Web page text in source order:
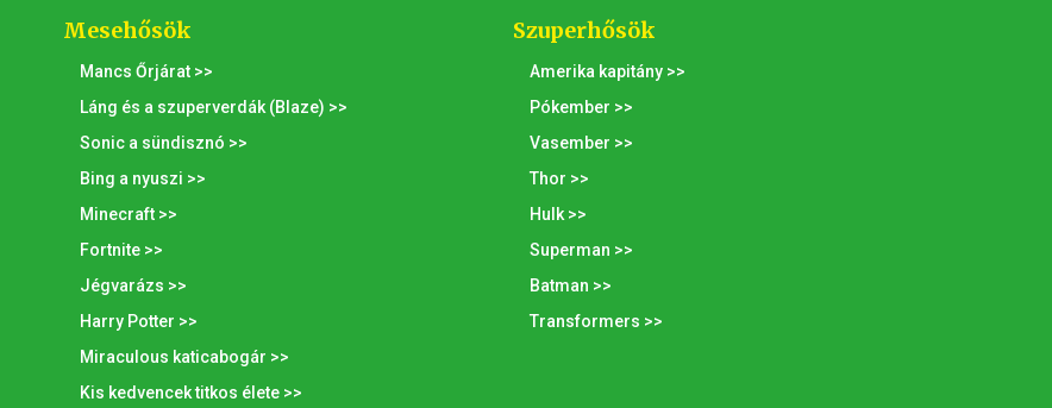
Mesehősök
Mancs Őrjárat >>
Láng és a szuperverdák (Blaze) >>
Sonic a sündisznó >>
Bing a nyuszi >>
Minecraft >>
Fortnite >>
Jégvarázs >>
Harry Potter >>
Miraculous katicabogár >>
Kis kedvencek titkos élete >>
Szuperhősök
Amerika kapitány >>
Pókember >>
Vasember >>
Thor >>
Hulk >>
Superman >>
Batman >>
Transformers >>